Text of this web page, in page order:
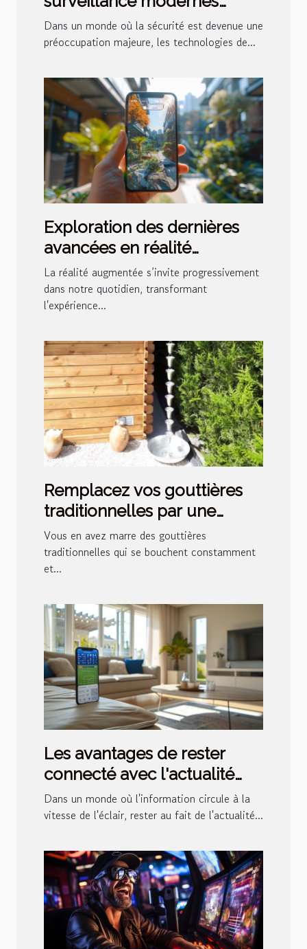
peuvent renforcer la
sécurité domestique
Dans un monde où la sécurité est devenue une
préoccupation majeure, les technologies de...
Exploration des dernières
avancées en réalité
augmentée pour les jeux
mobiles
La réalité augmentée s’invite progressivement
dans notre quotidien, transformant
l'expérience...
Remplacez vos gouttières
traditionnelles par une
chaîne de pluie japonaise !
Vous en avez marre des gouttières
traditionnelles qui se bouchent constamment
et...
Les avantages de rester
connecté avec l'actualité
sportive via une application
dédiée
Dans un monde où l'information circule à la
vitesse de l'éclair, rester au fait de l'actualité...